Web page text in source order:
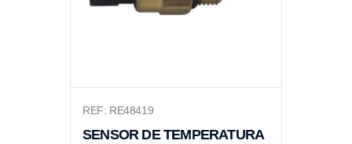
REF: RE48419
SENSOR DE TEMPERATURA